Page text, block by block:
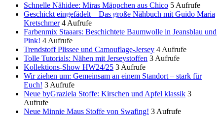
Schnelle Nähidee: Miras Mäppchen aus Chico 5 Aufrufe
Geschickt eingefädelt – Das große Nähbuch mit Guido Maria
Kretschmer 4 Aufrufe
Farbenmix Staaars: Beschichtete Baumwolle in Jeansblau und
Pink! 4 Aufrufe
Trendstoff Plissee und Camouflage-Jersey 4 Aufrufe
Tolle Tutorials: Nähen mit Jerseystoffen 3 Aufrufe
Kollektions-Show HW24/25 3 Aufrufe
Wir ziehen um: Gemeinsam an einem Standort – stark für
Euch! 3 Aufrufe
Neue byGraziela Stoffe: Kirschen und Apfel klassik 3
Aufrufe
Neue Minnie Maus Stoffe von Swafing! 3 Aufrufe